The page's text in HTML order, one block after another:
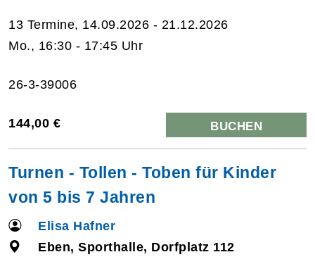
13 Termine, 14.09.2026 - 21.12.2026
Mo., 16:30 - 17:45 Uhr
26-3-39006
144,00 € BUCHEN
Turnen - Tollen - Toben für Kinder
von 5 bis 7 Jahren
Elisa Hafner
Eben, Sporthalle, Dorfplatz 112